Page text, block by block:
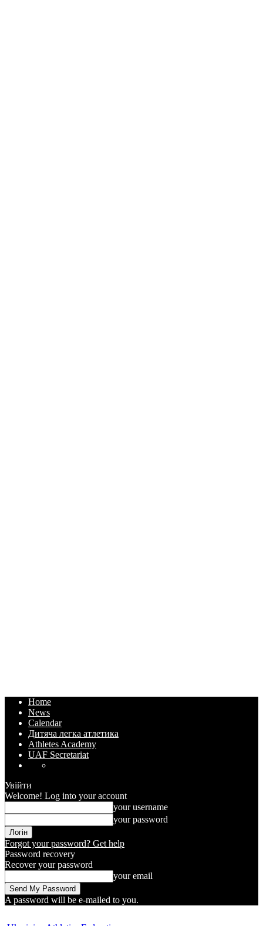
Home
News
Calendar
Дитяча легка атлетика
Athletes Academy
UAF Secretariat
Увійти
Welcome! Log into your account
your username
your password
Forgot your password? Get help
Password recovery
Recover your password
your email
A password will be e-mailed to you.